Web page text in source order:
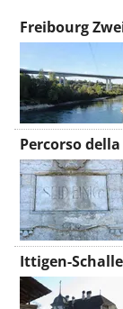
Freibourg
Ittigen-